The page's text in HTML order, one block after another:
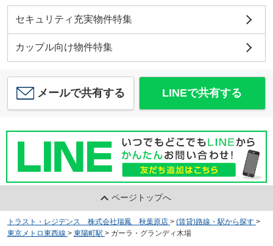
セキュリティ充実物件特集
カップル向け物件特集
メールで共有する LINEで共有する
ページトップへ
トラスト・レジデンス 株式会社瑞鳳 秋葉原店 > (賃貸)路線・駅から探す >
東京メトロ東西線 > 東陽町駅 > ガーラ・グランディ木場